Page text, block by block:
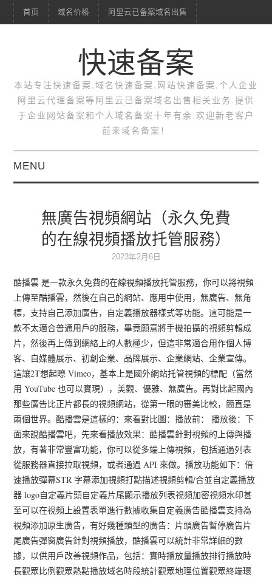
首页 域名价格 阿里云已备案域名出售
快速备案
本站专注快速备案,域名快速备案,网站快速备案,个人企业
阿里云代理备案等阿里云已备案域名出售相关业务.提供
于企业网站备案和个人域名备案十年有余.欢迎新老客户
前来域名备案！
MENU
域名价格
阿里云已备案域名出售
無廣告視頻網站（永久免費
的在線視頻播放托管服務）
2023年2月6日
酷播雲 是一款永久免費的在線視頻播放托管服務，你可以將視頻
上傳至酷播雲，然後在自己的網站、應用中使用，無廣告、無角
標，支持自己添加廣告，自定義播放器樣式等功能。這可能是一
款不太適合普通用戶的服務，畢竟願意將手機拍攝的視頻剪輯成
片，然後再上傳到網絡上的人數極少，但這非常適合用作個人博
客、自媒體展示、初創企業、品牌展示、企業網站、企業宣傳。
這讓2T想起瞭 Vimeo，基本上是國外網站托管視頻的標配（當然
用 YouTube 也可以實現），美觀、優雅、無廣告。再對比起國內
那些廣告比正片都長的視頻網站，從第一眼的審美比較，簡直是
兩個世界。酷播雲是這樣的：來看對比圖：播放前： 播放後：下
面來說酷播雲吧，先來看播放效果：酷播雲針對視頻的上傳與播
放，有著非常豐富功能，你可以從多端上傳視頻，包括通過列表
從服務器直接拉取視頻，或者通過 API 來做。播放功能如下：倍
速播放彈幕STR 字幕添加視頻打點描述視頻剪輯/合並自定義播放
器 logo自定義片頭自定義片尾顯示播放列表視頻加密視頻水印甚
至可以在視頻上設置表單進行數據收集自定義廣告酷播雲支持為
視頻添加原生廣告，有好幾種類型的廣告：片頭廣告暫停廣告片
尾廣告彈窗廣告針對視頻播放，酷播雲可以統計非常詳細的數
據，以供用戶改善視頻作品，包括：實時播放量播放排行播放時
長觀眾比例觀眾熱點播放域名時段統計觀眾地理位置觀眾終端環